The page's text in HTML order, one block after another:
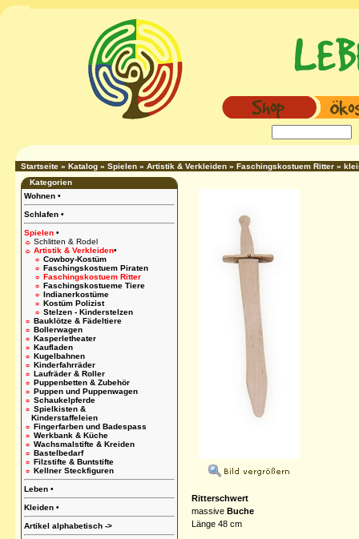
Startseite » Katalog » Spielen » Artistik & Verkleiden » Faschingskostuem Ritter »
Kategorien
Wohnen •
Schlafen •
Spielen •
☼ Schlitten & Rodel
☼ Artistik & Verkleiden•
☼ Cowboy-Kostüm
☼ Faschingskostuem Piraten
☼ Faschingskostuem Ritter
☼ Faschingskostueme Tiere
☼ Indianerkostüme
☼ Kostüm Polizist
☼ Stelzen - Kinderstelzen
☼ Bauklötze & Fädeltiere
☼ Bollerwagen
☼ Kasperletheater
☼ Kaufladen
☼ Kugelbahnen
☼ Kinderfahrräder
☼ Laufräder & Roller
☼ Puppenbetten & Zubehör
☼ Puppen und Puppenwagen
☼ Schaukelpferde
☼ Spielkisten &
Kinderstaffeleien
☼ Fingerfarben und Badespass
☼ Werkbank & Küche
☼ Wachsmalstifte & Kreiden
☼ Bastelbedarf
☼ Filzstifte & Buntstifte
☼ Kellner Steckfiguren
Leben •
Kleiden •
Artikel alphabetisch ->
Ritterschwert
massive Buche
Länge 48 cm